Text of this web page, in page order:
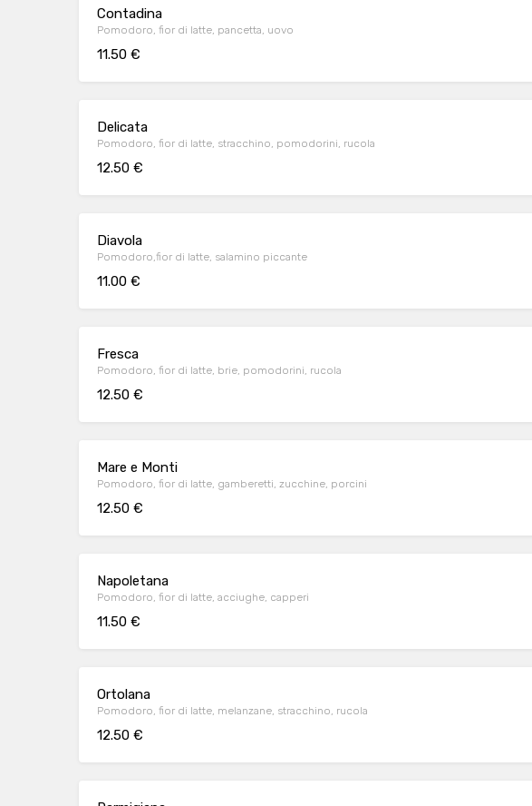
Contadina
Pomodoro, fior di latte, pancetta, uovo
11.50 €
Delicata
Pomodoro, fior di latte, stracchino, pomodorini, rucola
12.50 €
Diavola
Pomodoro,fior di latte, salamino piccante
11.00 €
Fresca
Pomodoro, fior di latte, brie, pomodorini, rucola
12.50 €
Mare e Monti
Pomodoro, fior di latte, gamberetti, zucchine, porcini
12.50 €
Napoletana
Pomodoro, fior di latte, acciughe, capperi
11.50 €
Ortolana
Pomodoro, fior di latte, melanzane, stracchino, rucola
12.50 €